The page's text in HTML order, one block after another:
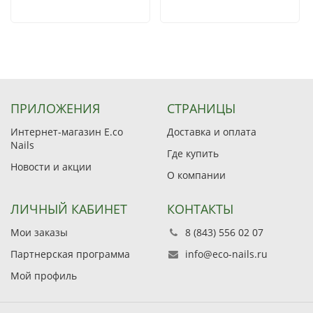
ПРИЛОЖЕНИЯ
Интернет-магазин E.co
Nails
Новости и акции
СТРАНИЦЫ
Доставка и оплата
Где купить
О компании
ЛИЧНЫЙ КАБИНЕТ
Мои заказы
Партнерская программа
Мой профиль
КОНТАКТЫ
8 (843) 556 02 07
info@eco-nails.ru